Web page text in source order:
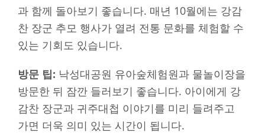
과 함께 돌아보기 좋습니다. 매년 10월에는 강감
찬 장군 추모 행사가 열려 전통 문화를 체험할 수
있는 기회도 있습니다.
방문 팁: 낙성대공원 유아숲체험원과 물놀이장을
방문한 뒤 잠깐 들러보기 좋습니다. 아이에게 강
감찬 장군과 귀주대첩 이야기를 미리 들려주고
가면 더욱 의미 있는 시간이 됩니다.